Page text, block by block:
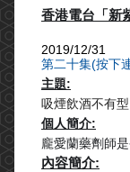
香港電台「新
2019/12/31
第二十集(按下
主題:
吸煙飲酒不有型
個人簡介:
龐愛蘭藥劑師
內容簡介: